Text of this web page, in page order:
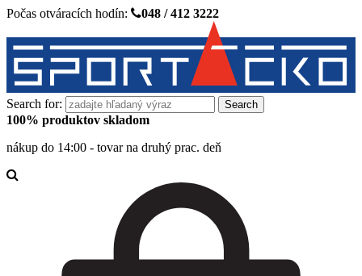
Počas otváracích hodín: 048 / 412 3222
Search for:
100% produktov skladom
nákup do 14:00 - tovar na druhý prac. deň